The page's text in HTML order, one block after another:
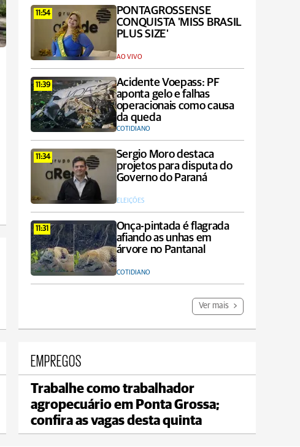
11:54
PONTAGROSSENSE
CONQUISTA 'MISS BRASIL
PLUS SIZE'
AO VIVO
11:39
Acidente Voepass: PF
aponta gelo e falhas
operacionais como causa
da queda
COTIDIANO
11:34
Sergio Moro destaca
projetos para disputa do
Governo do Paraná
ELEIÇÕES
11:31
Onça-pintada é flagrada
afiando as unhas em
árvore no Pantanal
COTIDIANO
Ver mais
Jaguariaíva
max 22°C min 19°C
EMPREGOS
Trabalhe como trabalhador
agropecuário em Ponta Grossa;
confira as vagas desta quinta